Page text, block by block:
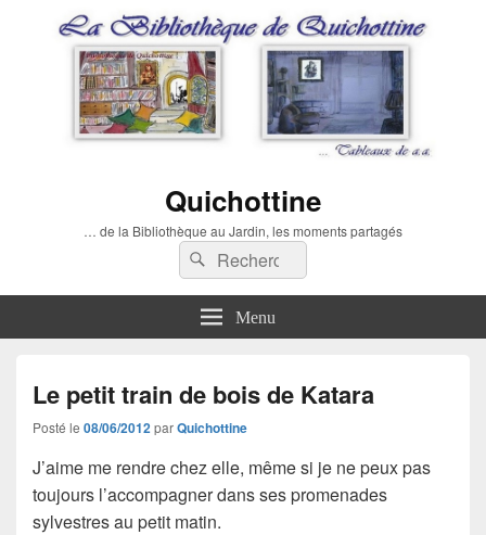
Quichottine
… de la Bibliothèque au Jardin, les moments partagés
Recherche :
Rechercher
Menu
Le petit train de bois de Katara
Posté le 08/06/2012 parQuichottine
J’aime me rendre chez elle, même si je ne peux pas
toujours l’accompagner dans ses promenades
sylvestres au petit matin.